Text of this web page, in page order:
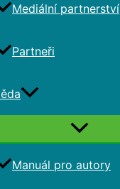
Mediální partnerství
Partneři
Manuál pro autory